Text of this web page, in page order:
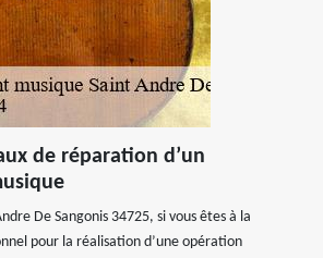
de réparation d’un
De Sangonis 34725, si vous êtes à la
pour la réalisation d’une opération